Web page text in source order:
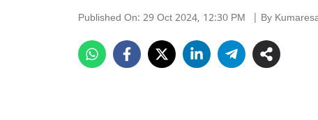
Published On: 29 Oct 2024, 12:30 PM | By